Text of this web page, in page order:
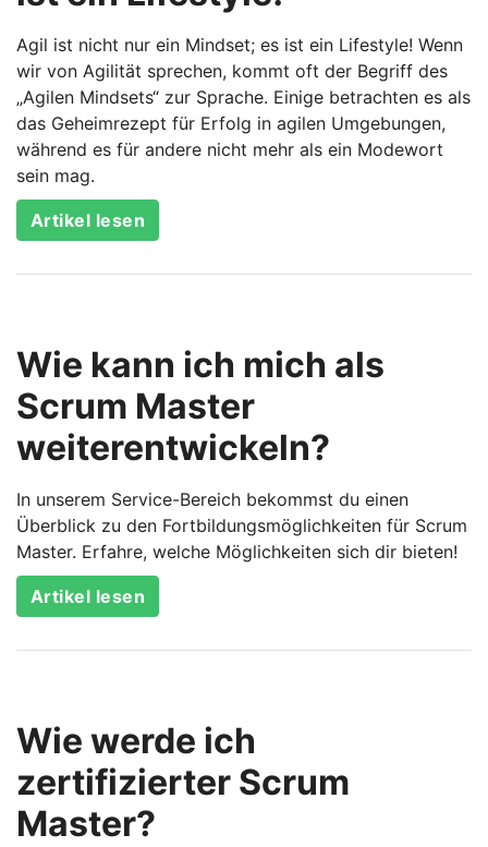
Agil ist nicht nur ein Mindset; es ist ein Lifestyle! Wenn
wir von Agilität sprechen, kommt oft der Begriff des
„Agilen Mindsets“ zur Sprache. Einige betrachten es als
das Geheimrezept für Erfolg in agilen Umgebungen,
während es für andere nicht mehr als ein Modewort
sein mag.
Artikel lesen
Wie kann ich mich als
Scrum Master
weiterentwickeln?
In unserem Service-Bereich bekommst du einen
Überblick zu den Fortbildungsmöglichkeiten für Scrum
Master. Erfahre, welche Möglichkeiten sich dir bieten!
Artikel lesen
Wie werde ich
zertifizierter Scrum
Master?